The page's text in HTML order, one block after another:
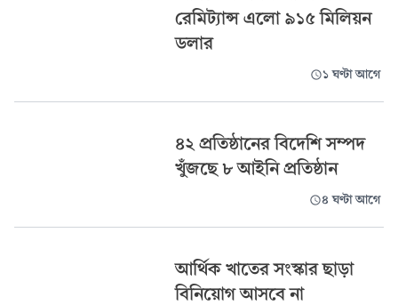
রেমিট্যান্স এলো ৯১৫ মিলিয়ন
ডলার
১ ঘণ্টা আগে
৪২ প্রতিষ্ঠানের বিদেশি সম্পদ
খুঁজছে ৮ আইনি প্রতিষ্ঠান
৪ ঘণ্টা আগে
আর্থিক খাতের সংস্কার ছাড়া
বিনিয়োগ আসবে না